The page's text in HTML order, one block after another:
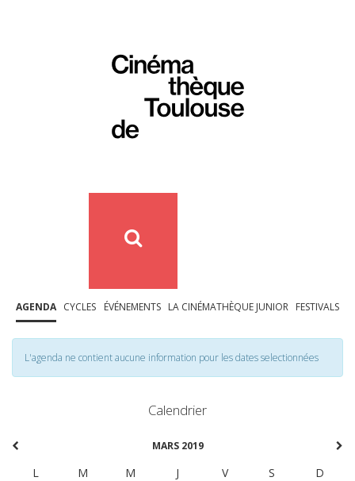
AGENDA CYCLES ÉVÉNEMENTS LA CINÉMATHÈQUE JUNIOR FESTIVALS
L'agenda ne contient aucune information pour les dates selectionnées
Calendrier
MARS 2019
L M M J V S
D